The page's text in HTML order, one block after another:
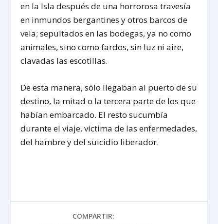
en la Isla después de una horrorosa travesía
en inmundos bergantines y otros barcos de
vela; sepultados en las bodegas, ya no como
animales, sino como fardos, sin luz ni aire,
clavadas las escotillas.
De esta manera, sólo llegaban al puerto de su
destino, la mitad o la tercera parte de los que
habían embarcado. El resto sucumbía
durante el viaje, víctima de las enfermedades,
del hambre y del suicidio liberador.
COMPARTIR: